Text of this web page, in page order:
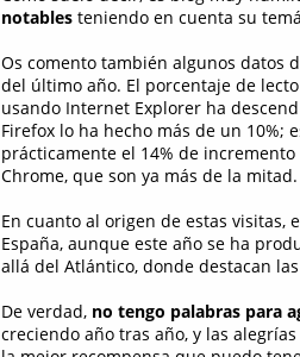
notables teniendo en cuenta su
Os comento también algunos datos
del último año. El porcentaje de
usando Internet Explorer ha
Firefox lo ha hecho más de un 10%;
prácticamente el 14% de
Chrome, que son ya más de la mitad.
En cuanto al origen de estas visitas,
España, aunque este año se ha
allá del Atlántico, donde destacan
De verdad, no tengo palabras para
creciendo año tras año, y las